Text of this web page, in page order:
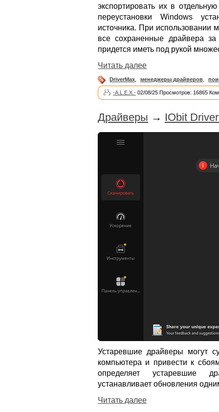
экспортировать их в
переустановки Windows
источника. При использовании
все сохраненные драйвера
придется иметь под рукой
Читать далее
DriverMax менеджеры драйверов
-A.L.E.X.- 02/08/25 Просмотров: 16865
Драйверы → IObit
Устаревшие драйверы могут
компьютера и привести к
определяет устаревшие
устанавливает обновления
Читать далее